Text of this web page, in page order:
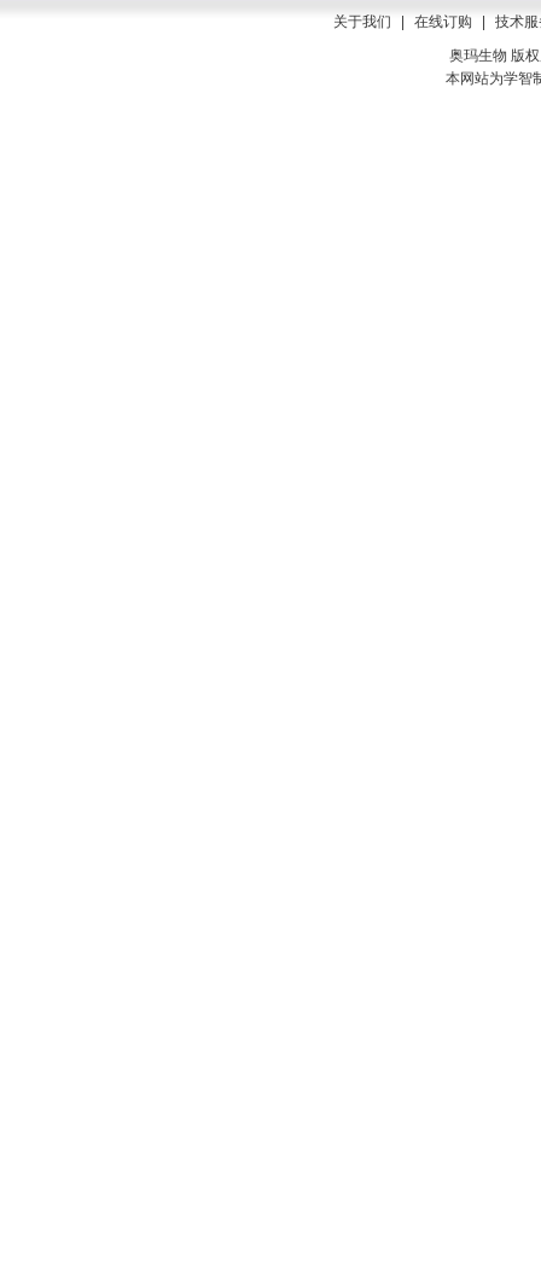
关于我们 在线订购
技术
奥玛生物 版
本网站为学智